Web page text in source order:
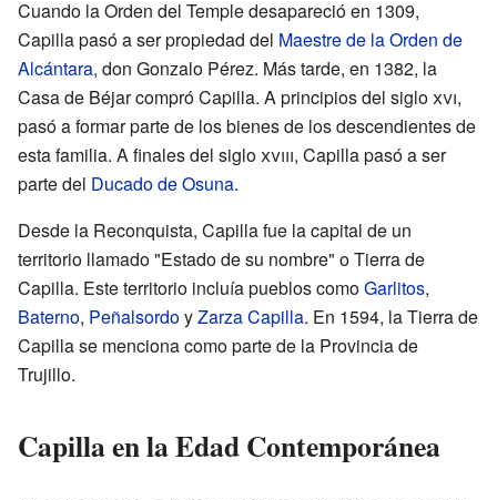
Cuando la Orden del Temple desapareció en 1309,
Capilla pasó a ser propiedad del Maestre de la Orden de
Alcántara, don Gonzalo Pérez. Más tarde, en 1382, la
Casa de Béjar compró Capilla. A principios del sigloxvi,
pasó a formar parte de los bienes de los descendientes de
esta familia. A finales del sigloxviii, Capilla pasó a ser
parte del Ducado de Osuna.
Desde la Reconquista, Capilla fue la capital de un
territorio llamado "Estado de su nombre" o Tierra de
Capilla. Este territorio incluía pueblos comoGarlitos,
Baterno, PeñalsordoyZarza Capilla. En 1594, la Tierra de
Capilla se menciona como parte de la Provincia de
Trujillo.
Capilla en la Edad Contemporánea